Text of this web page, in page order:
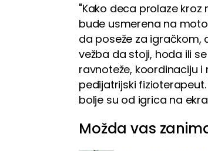
"Kako deca prolaze
bude usmerena na
da poseže za igračkom,
vežba da stoji, hoda ili
ravnoteže, koordinaciju i
pedijatrijski
bolje su od igrica na
Možda vas